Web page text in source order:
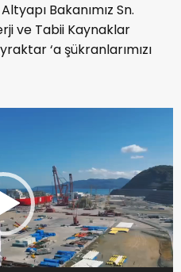
Bakanımız Sn.
ve Tabii Kaynaklar
‘a şükranlarımızı